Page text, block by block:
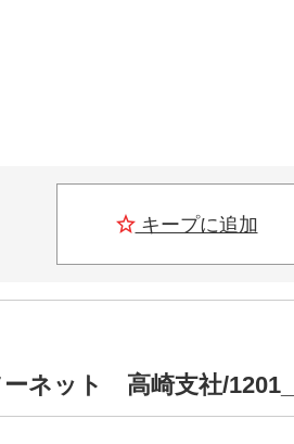
キープに追加
ネット 高崎支社/